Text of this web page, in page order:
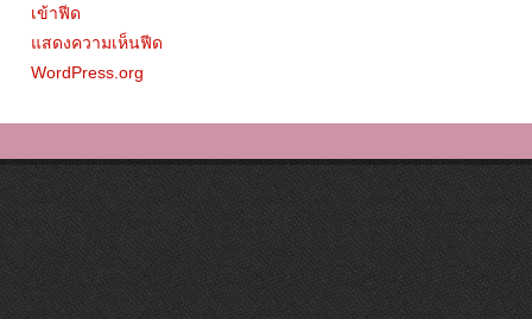
เข้าฟีด
แสดงความเห็นฟีด
WordPress.org